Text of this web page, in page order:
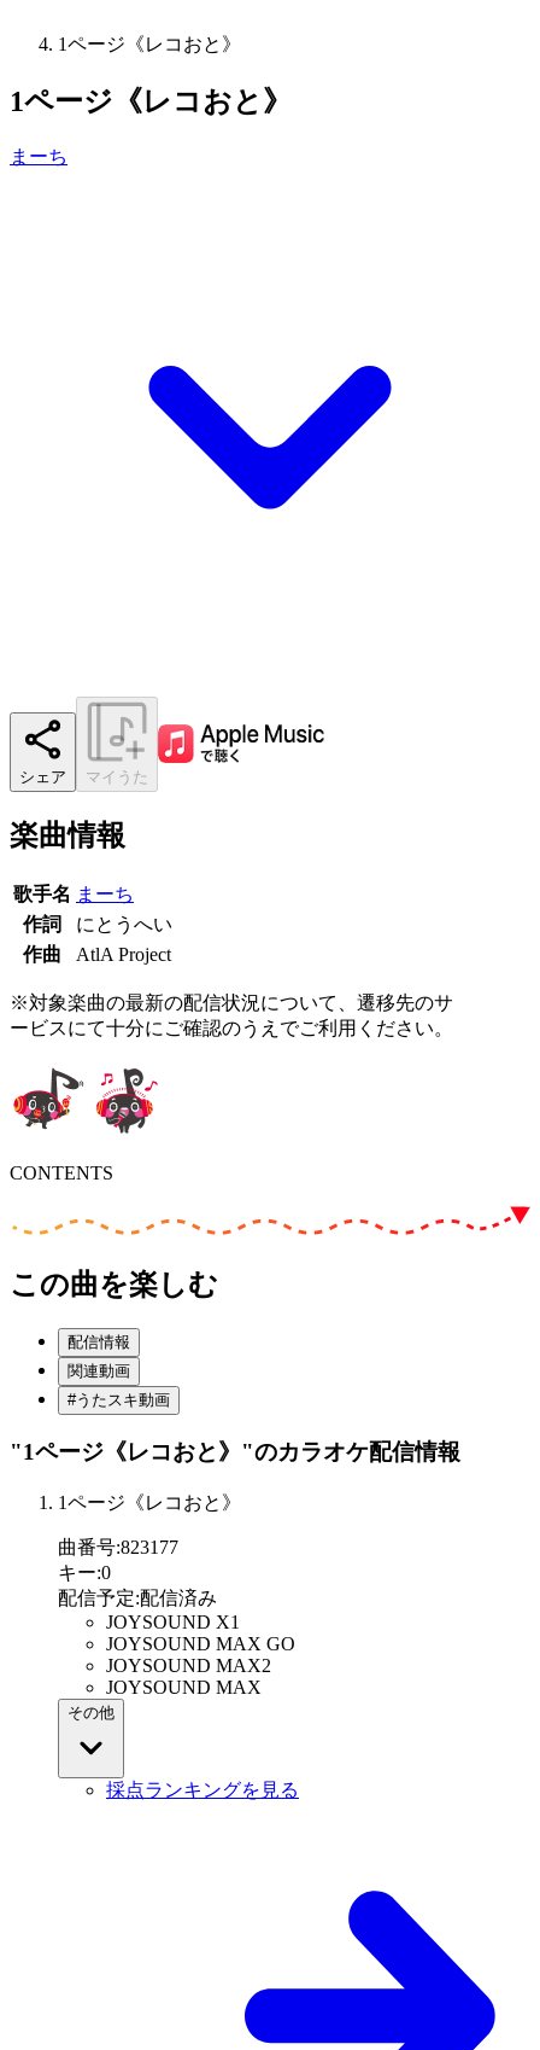
1ページ《レコおと》
1ページ《レコおと》
まーち
シェア マイうた
楽曲情報
歌手名 まーち
作詞
にとうへい
作曲
AtlA Project
※対象楽曲の最新の配信状況について、遷移先のサ
ービスにて十分にご確認のうえでご利用ください。
CONTENTS
この曲を楽しむ
配信情報
関連動画
#うたスキ動画
"1ページ《レコおと》"のカラオケ配信情報
1ページ《レコおと》
曲番号:823177
キー:0
配信予定:配信済み
JOYSOUND X1
JOYSOUND MAX GO
JOYSOUND MAX2
JOYSOUND MAX
その他
採点ランキングを見る